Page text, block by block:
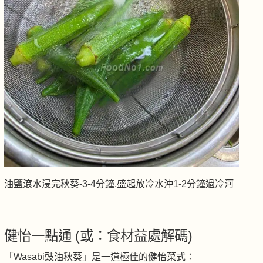
油鹽滾水浸完秋葵-3-4分鐘,盛起放冷水沖1-2分鐘過冷河
健怡一點通 (或：食材益處解碼)
「Wasabi豉油秋葵」是一道極佳的健怡菜式：